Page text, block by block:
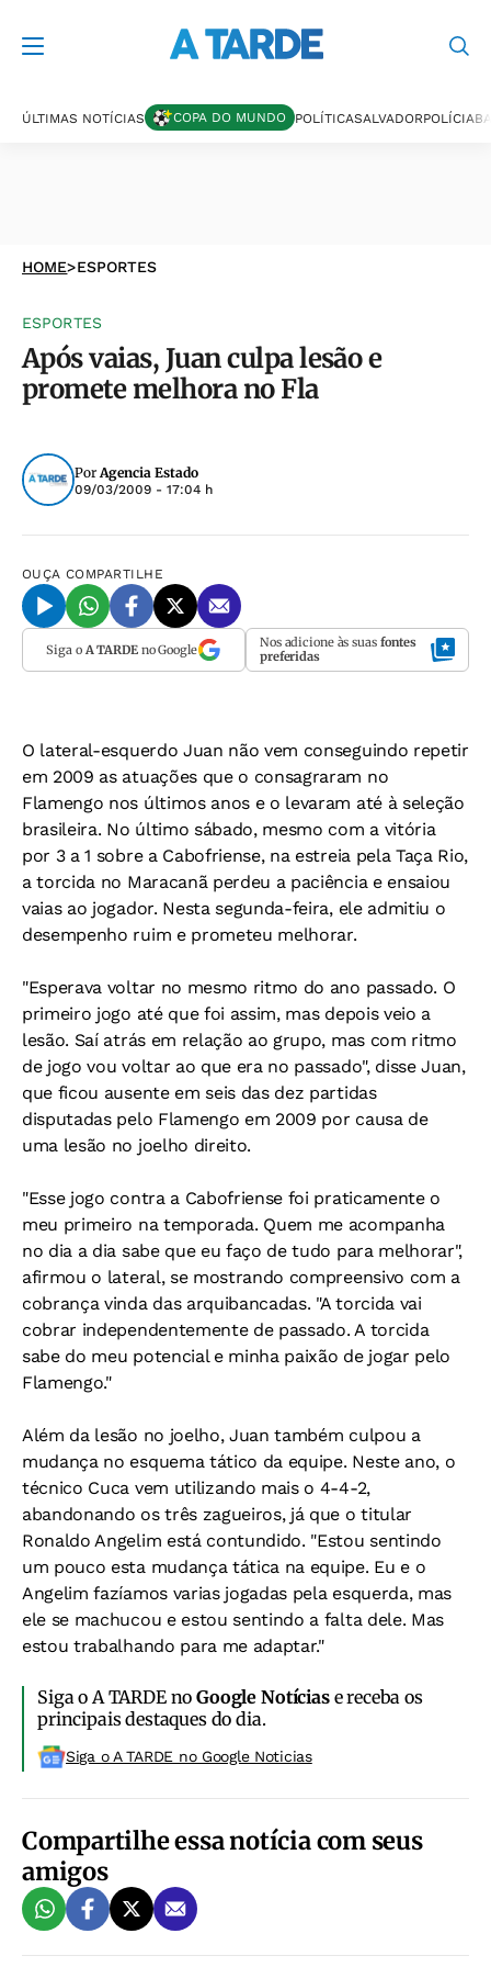
ÚLTIMAS NOTÍCIAS COPA DO MUNDO POLÍTICASALVADORPOLÍCIA
HOME>ESPORTES
ESPORTES
Após vaias, Juan culpa lesão e
promete melhora no Fla
PorAgencia Estado
09/03/2009 - 17:04 h
OUÇA COMPARTILHE
Siga o A TARDEno Google Nos adicione às suas fontes
preferidas
O lateral-esquerdo Juan não vem conseguindo repetir
em 2009 as atuações que o consagraram no
Flamengo nos últimos anos e o levaram até à seleção
brasileira. No último sábado, mesmo com a vitória
por 3 a 1 sobre a Cabofriense, na estreia pela Taça Rio,
a torcida no Maracanã perdeu a paciência e ensaiou
vaias ao jogador. Nesta segunda-feira, ele admitiu o
desempenho ruim e prometeu melhorar.
"Esperava voltar no mesmo ritmo do ano passado. O
primeiro jogo até que foi assim, mas depois veio a
lesão. Saí atrás em relação ao grupo, mas com ritmo
de jogo vou voltar ao que era no passado", disse Juan,
que ficou ausente em seis das dez partidas
disputadas pelo Flamengo em 2009 por causa de
uma lesão no joelho direito.
"Esse jogo contra a Cabofriense foi praticamente o
meu primeiro na temporada. Quem me acompanha
no dia a dia sabe que eu faço de tudo para melhorar",
afirmou o lateral, se mostrando compreensivo com a
cobrança vinda das arquibancadas. "A torcida vai
cobrar independentemente de passado. A torcida
sabe do meu potencial e minha paixão de jogar pelo
Flamengo."
Além da lesão no joelho, Juan também culpou a
mudança no esquema tático da equipe. Neste ano, o
técnico Cuca vem utilizando mais o 4-4-2,
abandonando os três zagueiros, já que o titular
Ronaldo Angelim está contundido. "Estou sentindo
um pouco esta mudança tática na equipe. Eu e o
Angelim fazíamos varias jogadas pela esquerda, mas
ele se machucou e estou sentindo a falta dele. Mas
estou trabalhando para me adaptar."
Siga o A TARDE noGoogle Notíciase receba os
principais destaques do dia.
Siga o A TARDE no Google Noticias
Compartilhe essa notícia com seus
amigos